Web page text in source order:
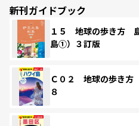
新刊ガイドブック
１５ 地球の歩き方
島①）３訂版
Ｃ０２ 地球の歩き
８